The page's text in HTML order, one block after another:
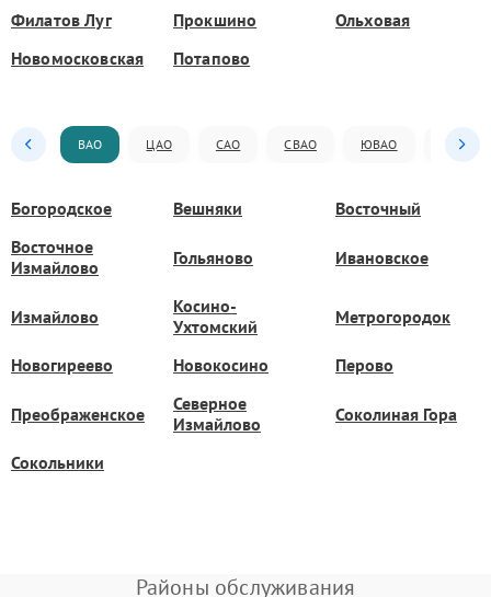
Филатов Луг
Прокшино
Ольховая
Новомосковская
Потапово
ВАО ЦАО САО СВАО ЮВАО ЮАО
Богородское Вешняки
Восточный
Восточное
Измайлово
Гольяново Ивановское
Измайлово
Косино-
Ухтомский
Метрогородок
Новогиреево Новокосино Перово
Преображенское
Северное
Измайлово
Соколиная Гора
Сокольники
Районы обслуживания